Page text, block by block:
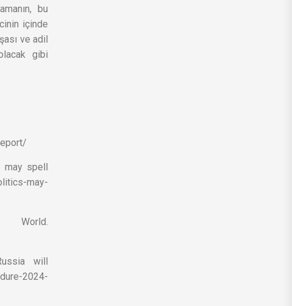
bu
içinde
ve adil
gibi
may spell
may-
will
2024-